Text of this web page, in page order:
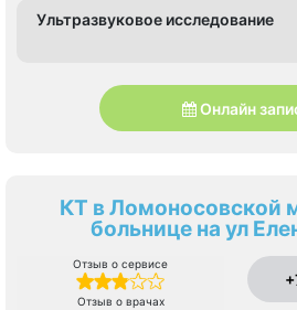
Ультразвуковое исследование
Онлайн
КТ в Ломоносовской
больнице на ул
Отзыв о сервисе
Отзыв о врачах